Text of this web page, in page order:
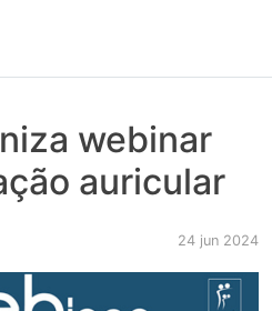
webinar
auricular
24 jun 2024